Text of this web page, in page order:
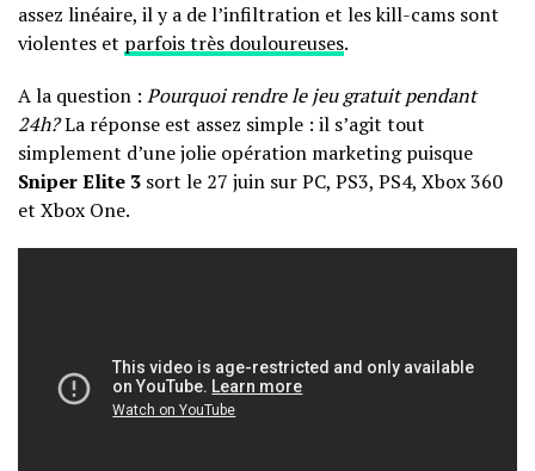
assez linéaire, il y a de l’infiltration et les kill-cams sont
violentes et parfois très douloureuses.
A la question : Pourquoi rendre le jeu gratuit pendant
24h?La réponse est assez simple : il s’agit tout
simplement d’une jolie opération marketing puisque
Sniper Elite 3 sort le 27 juin sur PC, PS3, PS4, Xbox 360
et Xbox One.